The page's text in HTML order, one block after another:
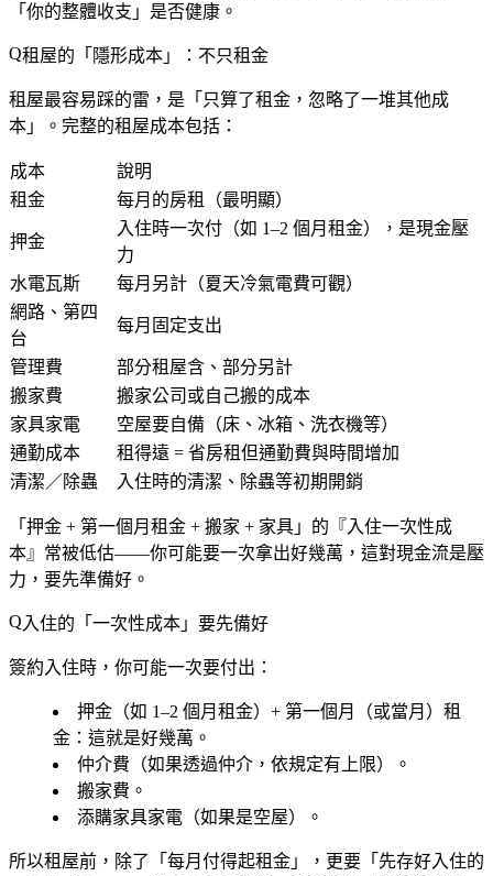
「你的整體收支」是否健康。
租屋的「隱形成本」：不只租金
租屋最容易踩的雷，是「只算了租金，忽略了一堆其他成
本」。完整的租屋成本包括：
成本
說明
租金
每月的房租（最明顯）
押金
入住時一次付（如 1–2 個月租金），是現金壓
力
水電瓦斯
每月另計（夏天冷氣電費可觀）
網路、第四
台
每月固定支出
管理費
部分租屋含、部分另計
搬家費
搬家公司或自己搬的成本
家具家電
空屋要自備（床、冰箱、洗衣機等）
通勤成本
租得遠 = 省房租但通勤費與時間增加
清潔／除蟲
入住時的清潔、除蟲等初期開銷
「押金 + 第一個月租金 + 搬家 + 家具」的『入住一次性成
本』常被低估——你可能要一次拿出好幾萬，這對現金流是壓
力，要先準備好。
入住的「一次性成本」要先備好
簽約入住時，你可能一次要付出：
押金 （如 1–2 個月租金）+ 第一個月（或當月）租
金 ：這就是好幾萬。
仲介費 （如果透過仲介，依規定有上限）。
搬家費 。
添購家具家電 （如果是空屋）。
所以租屋前，除了「每月付得起租金」，更要「先存好入住的